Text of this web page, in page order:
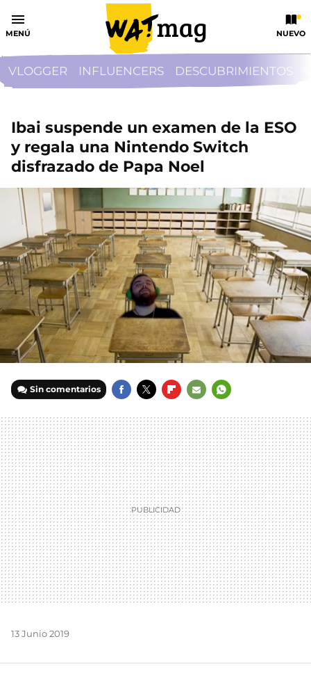
MENÚ NUEVO
VLOGGER INFLUENCERS DESCUBRIMIENTOS
Ibai suspende un examen de la ESO
y regala una Nintendo Switch
disfrazado de Papa Noel
Sin comentarios
MAIL
13 Junio 2019